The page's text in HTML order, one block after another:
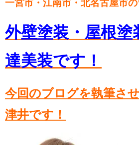
一宮市・江南市・北名古屋市の
外壁塗装・屋根塗
達美装です！
今回のブログを執筆さ
津井です！